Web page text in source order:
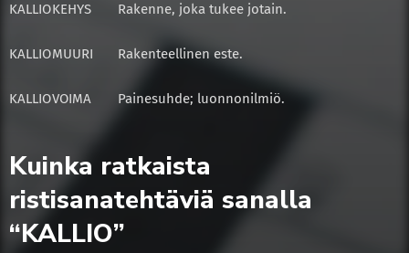
KALLIOKEHYS Rakenne, joka tukee jotain.
KALLIOMUURI Rakenteellinen este.
KALLIOVOIMA Painesuhde; luonnonilmiö.
Kuinka ratkaista
ristisanatehtäviä sanalla
“KALLIO”